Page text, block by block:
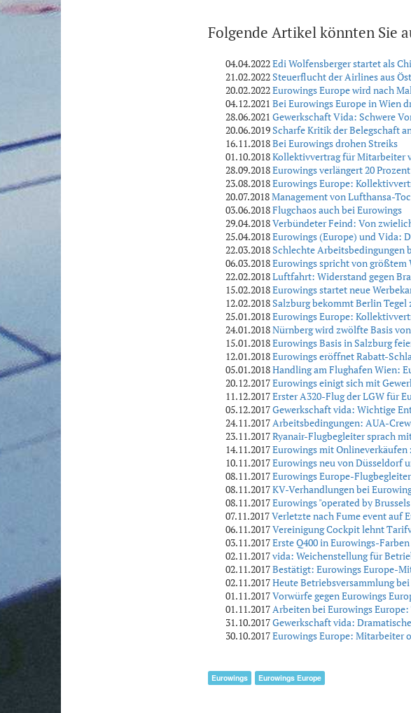
Folgende Artikel könnten Sie
04.04.2022Edi Wolfensberger startet als
21.02.2022 Steuerflucht der Airlines aus
20.02.2022Eurowings Europe wird nach
04.12.2021 Bei Eurowings Europe in Wien
28.06.2021 Gewerkschaft Vida: Schwere
20.06.2019 Scharfe Kritik der Belegschaft
16.11.2018Bei Eurowings drohen Streiks
01.10.2018Kollektivvertrag für Mitarbeiter
28.09.2018Eurowings verlängert 20
23.08.2018Eurowings Europe:
20.07.2018Management von Lufthansa-
03.06.2018Flugchaos auch bei Eurowings
29.04.2018Verbündeter Feind: Von
25.04.2018Eurowings (Europe) und Vida:
22.03.2018 Schlechte Arbeitsbedingungen
06.03.2018Eurowings spricht von größtem
22.02.2018Luftfahrt: Widerstand gegen
15.02.2018Eurowings startet neue
12.02.2018 Salzburg bekommt Berlin Tegel
25.01.2018Eurowings Europe:
24.01.2018Nürnberg wird zwölfte Basis
15.01.2018Eurowings Basis in Salzburg
12.01.2018Eurowings eröffnet Rabatt-
05.01.2018Handling am Flughafen Wien:
20.12.2017Eurowings einigt sich mit
11.12.2017Erster A320-Flug der LGW für
05.12.2017Gewerkschaft vida: Wichtige
24.11.2017Arbeitsbedingungen: AUA-
23.11.2017Ryanair-Flugbegleiter sprach
14.11.2017Eurowings mit Onlineverkäufen
10.11.2017Eurowings neu von Düsseldorf
08.11.2017Eurowings Europe-
08.11.2017KV-Verhandlungen bei
08.11.2017Eurowings "operated by
07.11.2017Verletzte nach Fume event auf
06.11.2017Vereinigung Cockpit lehnt
03.11.2017Erste Q400 in Eurowings-
02.11.2017vida: Weichenstellung für
02.11.2017Bestätigt: Eurowings Europe-
02.11.2017Heute Betriebsversammlung
01.11.2017Vorwürfe gegen Eurowings
01.11.2017Arbeiten bei Eurowings
31.10.2017Gewerkschaft vida:
30.10.2017Eurowings Europe: Mitarbeiter
Eurowings Eurowings Europe